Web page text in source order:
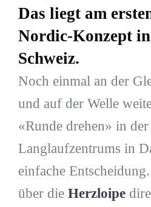
Das liegt am
Nordic-Konzept
Schweiz.
Noch einmal an der
und auf der Welle
«Runde drehen» in
Langlaufzentrums in
einfache
über die Herzloipe